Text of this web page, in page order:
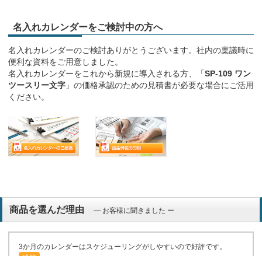
名入れカレンダーをご検討中の方へ
名入れカレンダーのご検討ありがとうございます。社内の稟議時に
便利な資料をご用意しました。
名入れカレンダーをこれから新規に導入される方、「SP-109 ワン
ツースリー文字 」の価格承認のための見積書が必要な場合にご活用
ください。
商品を選んだ理由 ― お客様に聞きました ー
3か月のカレンダーはスケジューリングがしやすいので好評です。